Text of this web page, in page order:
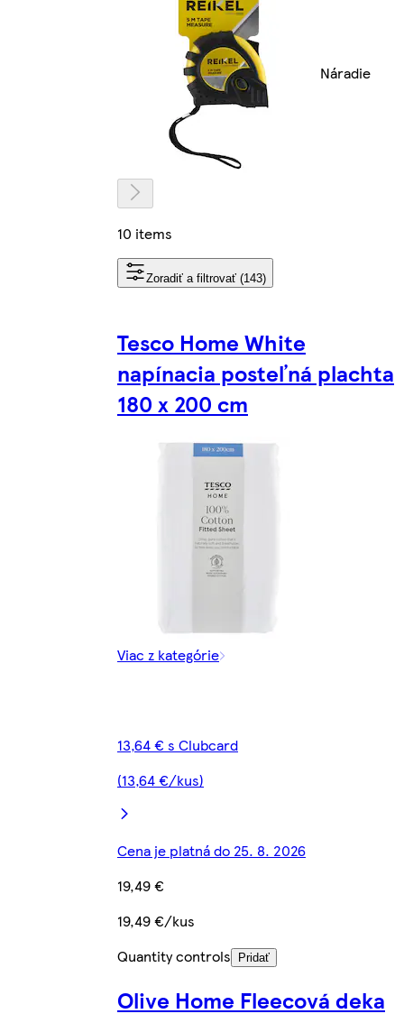
Náradie
10 items
Zoradiť a filtrovať (143)
Tesco Home White
napínacia posteľná plachta
180 x 200 cm
Viac z kategórie
13,64 € s Clubcard
(13,64 €/kus)
Cena je platná do 25. 8. 2026
19,49 €
19,49 €/kus
Quantity controls
Pridať
Olive Home Fleecová deka